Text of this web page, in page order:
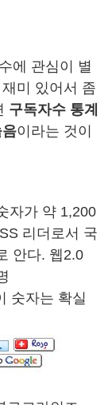
에 관심이 별
미 있어서 좀
구독자수 통계
이라는 것이
자가 약 1,200
리더로서 국
안다. 웹2.0
숫자는 확실